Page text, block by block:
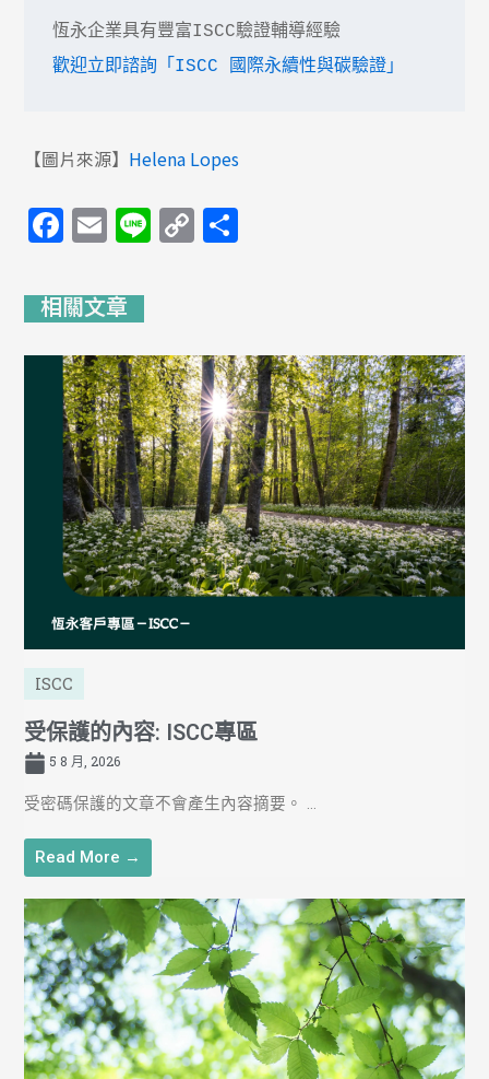
恆永企業具有豐富ISCC驗證輔導經驗
歡迎立即諮詢「ISCC 國際永續性與碳驗證」
【圖片來源】 Helena Lopes
Facebook
Email
LineCopy
相關文章
ISCC
受保護的內容: ISCC專區
5 8 月, 2026
受密碼保護的文章不會產生內容摘要。 ...
Read More →